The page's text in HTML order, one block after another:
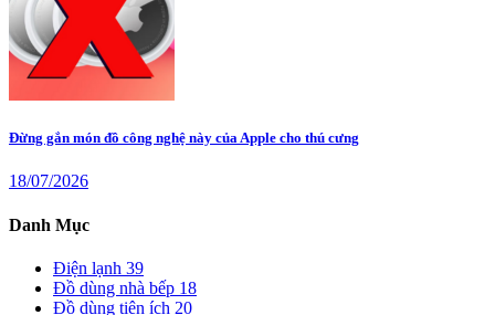
Đừng gắn món đồ công nghệ này của Apple cho thú cưng
18/07/2026
Danh Mục
Điện lạnh 39
Đồ dùng nhà bếp 18
Đồ dùng tiện ích 20